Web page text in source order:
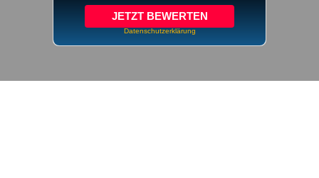
JETZT BEWERTEN
Datenschutzerklärung